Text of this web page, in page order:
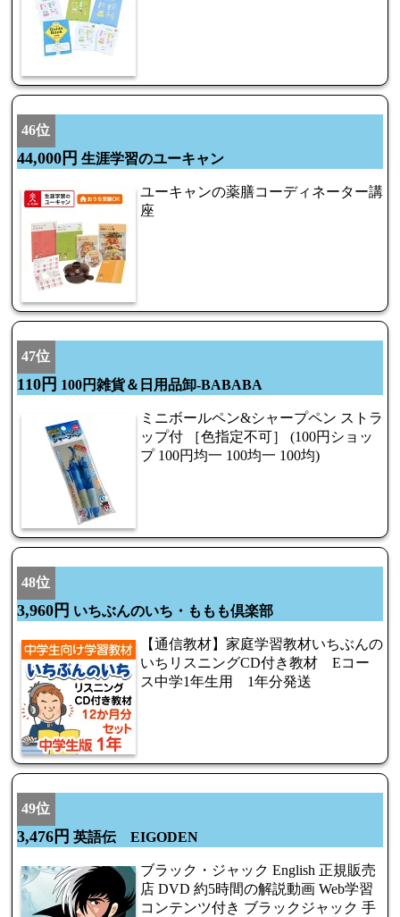
46位
44,000円 生涯学習のユーキャン
ユーキャンの薬膳コーディネーター講
座
47位
110円 100円雑貨＆日用品卸-BABABA
ミニボールペン&シャープペン ストラ
ップ付 ［色指定不可］ (100円ショッ
プ 100円均一 100均一 100均)
48位
3,960円 いちぶんのいち・ももも倶楽部
【通信教材】家庭学習教材いちぶんの
いちリスニングCD付き教材 Eコー
ス中学1年生用 1年分発送
49位
3,476円 英語伝 EIGODEN
ブラック・ジャック English 正規販売
店 DVD 約5時間の解説動画 Web学習
コンテンツ付き ブラックジャック 手